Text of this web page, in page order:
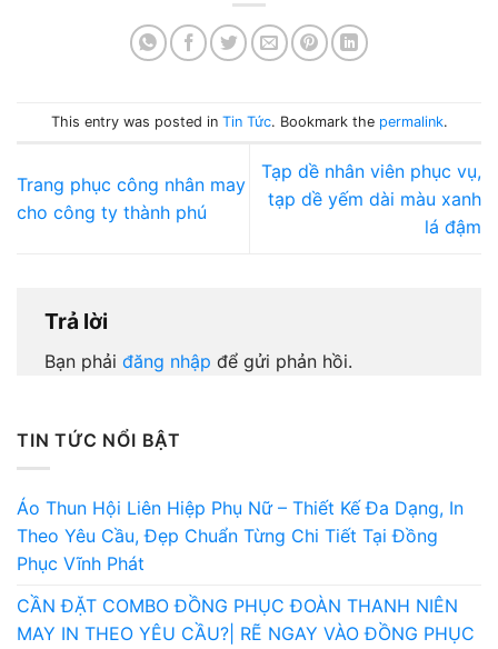
TIN TỨC NỔI BẬT
Áo Thun Hội Liên Hiệp Phụ Nữ – Thiết Kế Đa Dạng, In
Theo Yêu Cầu, Đẹp Chuẩn Từng Chi Tiết Tại Đồng
Phục Vĩnh Phát
CẦN ĐẶT COMBO ĐỒNG PHỤC ĐOÀN THANH NIÊN
MAY IN THEO YÊU CẦU?| RẼ NGAY VÀO ĐỒNG PHỤC
This entry was posted in Tin Tức. Bookmark the permalink.
Trang phục công nhân may
cho công ty thành phú
Tạp dề nhân viên phục vụ,
tạp dề yếm dài màu xanh
lá đậm
Trả lời
Bạn phải đăng nhập để gửi phản hồi.